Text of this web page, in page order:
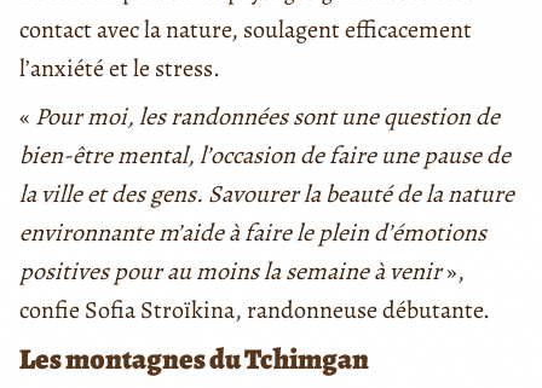
contact avec la nature, soulagent efficacement
l’anxiété et le stress.
« Pour moi, les randonnées sont une question de
bien-être mental, l’occasion de faire une pause de
la ville et des gens. Savourer la beauté de la nature
environnante m’aide à faire le plein d’émotions
positives pour au moins la semaine à venir»,
confie Sofia Stroïkina, randonneuse débutante.
Les montagnes du Tchimgan